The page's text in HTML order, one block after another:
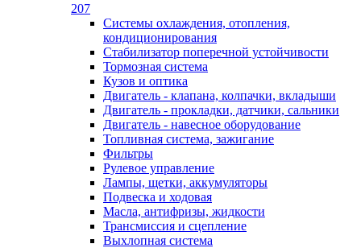
207
Системы охлаждения, отопления,
кондиционирования
Стабилизатор поперечной устойчивости
Тормозная система
Кузов и оптика
Двигатель - клапана, колпачки, вкладыши
Двигатель - прокладки, датчики, сальники
Двигатель - навесное оборудование
Топливная система, зажигание
Фильтры
Рулевое управление
Лампы, щетки, аккумуляторы
Подвеска и ходовая
Масла, антифризы, жидкости
Трансмиссия и сцепление
Выхлопная система